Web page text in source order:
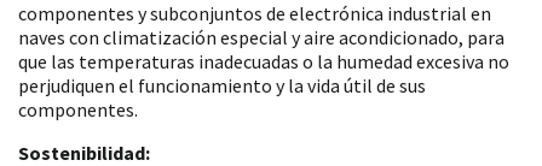
componentes y subconjuntos de electrónica industrial en
naves con climatización especial y aire acondicionado, para
que las temperaturas inadecuadas o la humedad excesiva no
perjudiquen el funcionamiento y la vida útil de sus
componentes.
Sostenibilidad: